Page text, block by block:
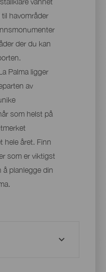
havområder
der du kan
Palma ligger
av
som helst på
hele året. Finn
som er viktigst
å planlegge din